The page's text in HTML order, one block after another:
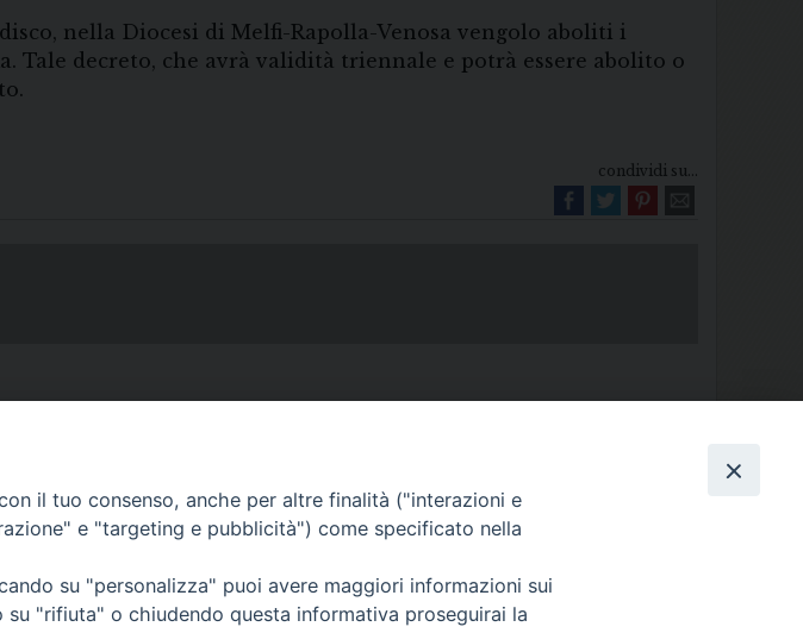
nella Diocesi di Melfi-Rapolla-Venosa vengolo aboliti i
Tale decreto, che avrà validità triennale e potrà essere abolito o
condividi su...
Diocesi di Melfi Rapolla Venosa
• Largo Duomo, 12 - 85025 MELFI (PZ) • Tel. 0972238604
della Diocesi: diocesi.melfi_rapolla_venosa@legalmail.it
il tuo consenso, anche per altre finalità ("interazioni e
e "targeting e pubblicità") come specificato nella
su "personalizza" puoi avere maggiori informazioni sui
"rifiuta" o chiudendo questa informativa proseguirai la